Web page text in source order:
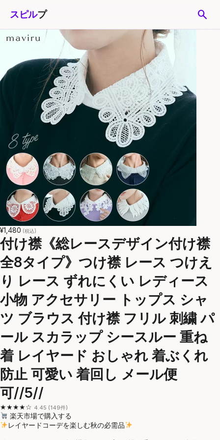
スピルプ search
¥1,480 (税込)
付け襟《総レースデザイン付け襟
全8タイプ》つけ襟 レース つけえ
り レース ずれにくい レディース
小物 アクセサリー トップス シャ
ツ ブラウス 付け襟 フリル 刺繍 パ
ール スカラップ シースルー 重ね
着 レイヤード おしゃれ 着ぶくれ
防止 可愛い 着回し メール便
可//5//
★★★★☆ 4.45 (149件)
楽天市場で購入する
レイヤードコーデを楽しむ秋の必需品